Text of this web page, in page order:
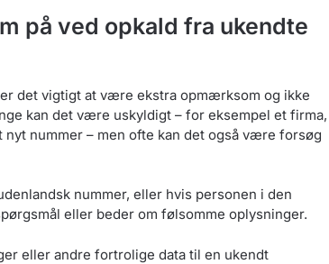
på ved opkald fra ukendte
det vigtigt at være ekstra opmærksom og ikke
kan det være uskyldigt – for eksempel et firma,
nummer – men ofte kan det også være forsøg
nummer, eller hvis personen i den
eller beder om følsomme oplysninger.
eller andre fortrolige data til en ukendt